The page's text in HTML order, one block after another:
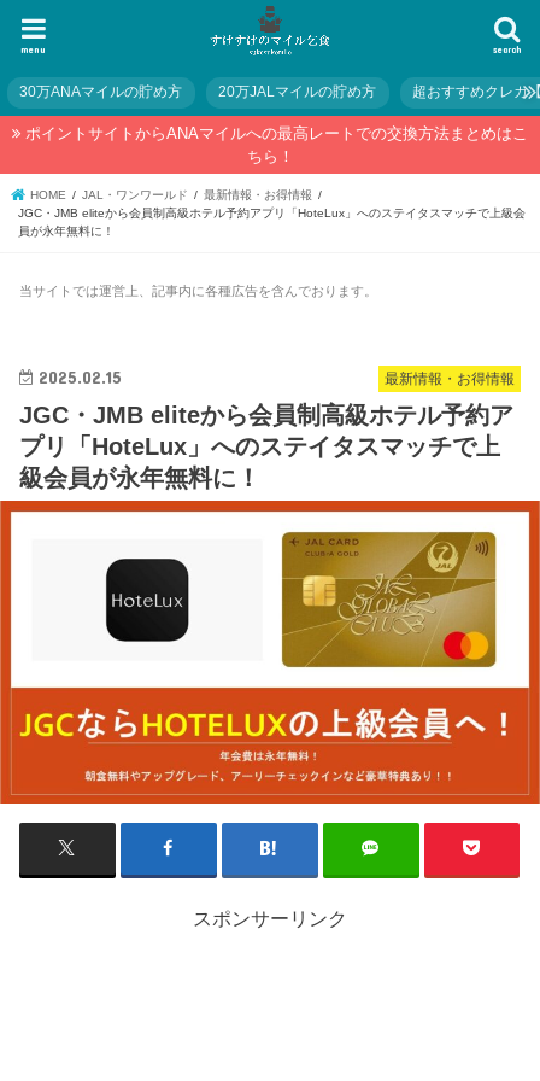
search
menu
30万ANAマイルの貯め方 20万JALマイルの貯め方 超おすすめクレカ
ポイントサイトからANAマイルへの最高レートでの交換方法まとめはこ
ちら！
HOME JAL・ワンワールド
最新情報・お得情報
JGC・JMB eliteから会員制高級ホテル予約アプリ「HoteLux」へのステイタスマッチで上級会
員が永年無料に！
当サイトでは運営上、記事内に各種広告を含んでおります。
最新情報・お得情報
2025.02.15
JGC・JMB eliteから会員制高級ホテル予約ア
プリ「HoteLux」へのステイタスマッチで上
級会員が永年無料に！
スポンサーリンク